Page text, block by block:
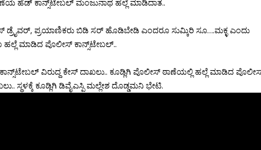
ಹೆಡ್ ಕಾನ್ಸ್‌ಟೇಬಲ್ ಮಂಜುನಾಥ ಹಲ್ಲೆ ಮಾಡಿದಾತ..
ಡ್ರೈವರ್, ಪ್ರಯಾಣಿಕರು ಬಿಡಿ ಸರ್ ಹೊಡಿಬೇಡಿ ಎಂದರೂ ಸುಮ್ಕಿರಿ ಸೂ….ಮಕ್ಳ ಎಂದು
ಮಾಡಿದ ಪೊಲೀಸ್ ಕಾನ್ಸ್‌ಟೇಬಲ್..
ವಿರುದ್ದ ಕೇಸ್ ದಾಖಲು.. ಕೂಡ್ಲಿಗಿ ಪೊಲೀಸ್ ಠಾಣೆಯಲ್ಲಿ ಹಲ್ಲೆ ಮಾಡಿದ
ಸ್ಥಳಕ್ಕೆ ಕೂಡ್ಲಿಗಿ ಡಿವೈಎಸ್ಪಿ ಮಲ್ಲೇಶ ದೊಡ್ಡಮನಿ ಭೇಟಿ.